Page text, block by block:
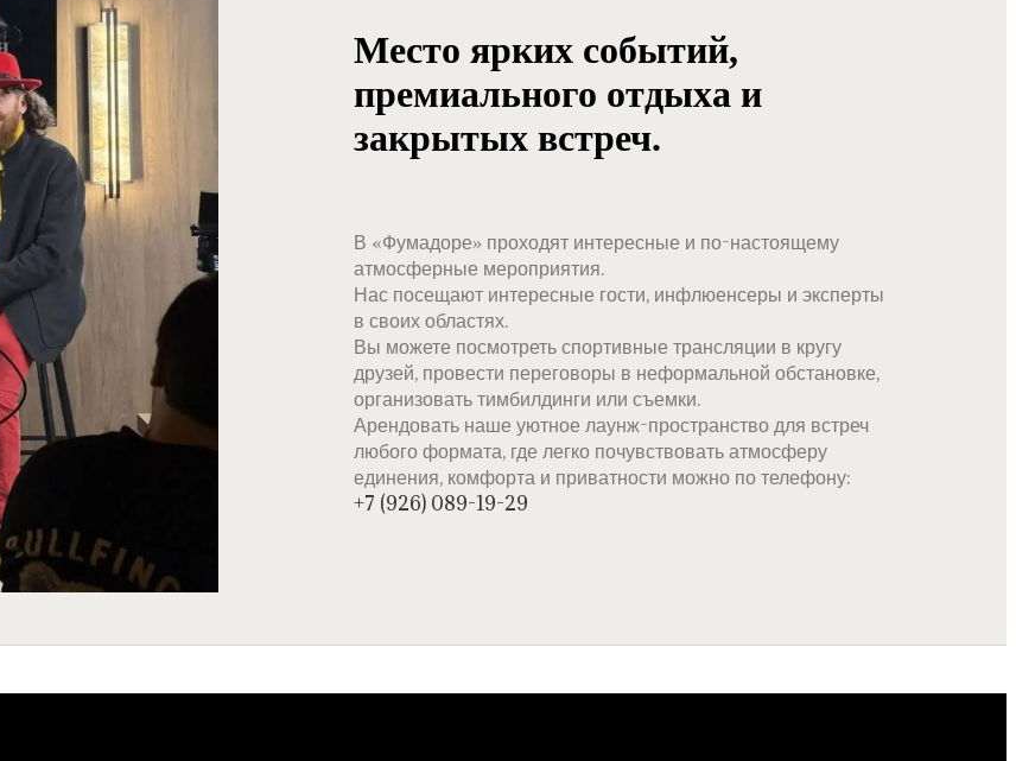
Место ярких событий,
премиального отдыха и
закрытых встреч.
В «Фумадоре» проходят интересные и по-настоящему
атмосферные мероприятия.
Нас посещают интересные гости, инфлюенсеры и эксперты
в своих областях.
Вы можете посмотреть спортивные трансляции в кругу
друзей, провести переговоры в неформальной обстановке,
организовать тимбилдинги или съемки.
Арендовать наше уютное лаунж-пространство для встреч
любого формата, где легко почувствовать атмосферу
единения, комфорта и приватности можно по телефону:
+7 (926) 089-19-29